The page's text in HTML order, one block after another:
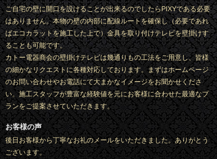
ご自宅の壁に開口を設けることが出来るのでしたらPIXYである必要
はありません。本物の壁の内部に配線ルートを確保し（必要であれ
ばエコカラットを施工した上で）金具を取り付けテレビを壁掛けす
ることも可能です。
カトー電器商会の壁掛けテレビは幾通りもの工法をご用意し、皆様
の細かなリクエストに各種対応しております。まずはホームページ
のお問い合わせやお電話にて大まかなイメージをお聞かせくださ
い。施工スタッフが豊富な経験値を元にお客様に合わせた最適なプ
ランをご提案させていただきます。
お客様の声
後日お客様から丁寧なお礼のメールをいただきました。ありがとう
ございます。